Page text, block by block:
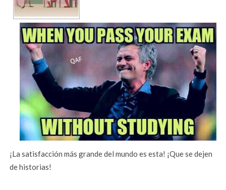
¡La satisfacción más grande del mundo es esta! ¡Que se dejen
de historias!